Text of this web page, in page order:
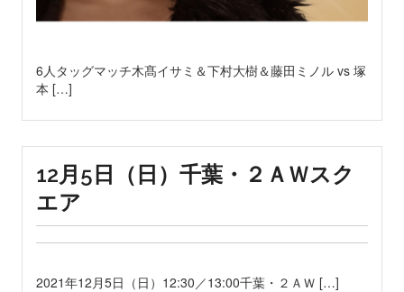
6人タッグマッチ木髙イサミ＆下村大樹＆藤田ミノル vs 塚
本 […]
12月5日（日）千葉・２ＡＷスク
エア
2021年12月5日（日）12:30／13:00千葉・２ＡＷ […]